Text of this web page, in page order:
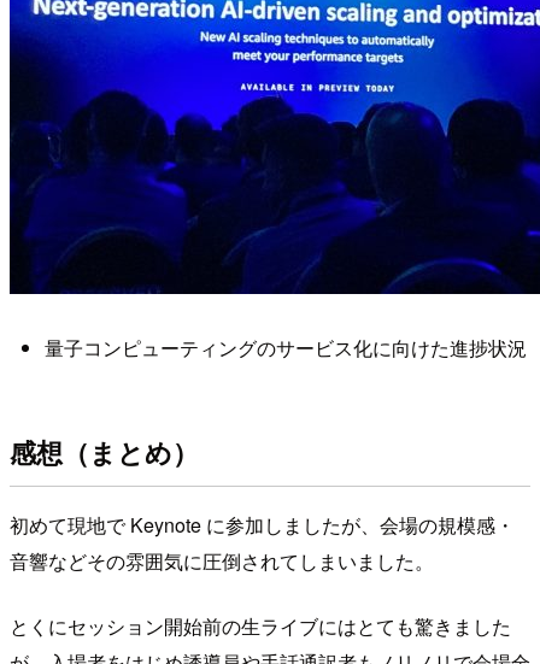
量子コンピューティングのサービス化に向けた進捗状況
感想（まとめ）
初めて現地で Keynote に参加しましたが、会場の規模感・
音響などその雰囲気に圧倒されてしまいました。
とくにセッション開始前の生ライブにはとても驚きました